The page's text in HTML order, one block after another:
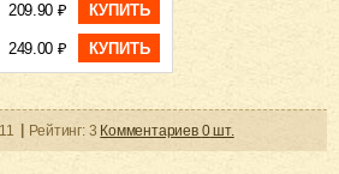
209.90 ₽ КУПИТЬ
249.00 ₽ КУПИТЬ
Рейтинг: 3 Комментариев 0шт.